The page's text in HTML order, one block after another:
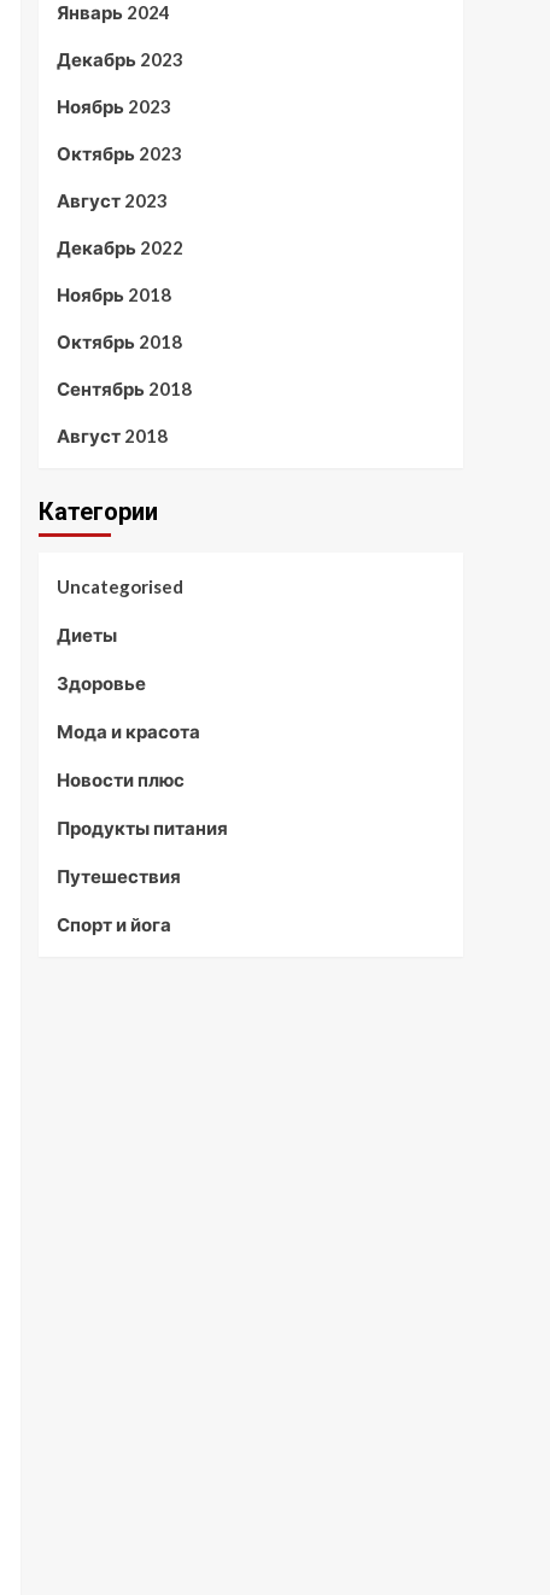
Январь 2024
Декабрь 2023
Ноябрь 2023
Октябрь 2023
Август 2023
Декабрь 2022
Ноябрь 2018
Октябрь 2018
Сентябрь 2018
Август 2018
Категории
Uncategorised
Диеты
Здоровье
Мода и красота
Новости плюс
Продукты питания
Путешествия
Спорт и йога